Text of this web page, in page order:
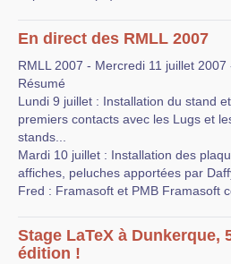
En direct des RMLL 2007
RMLL 2007 - Mercredi 11 juillet 2007
Résumé
Lundi 9 juillet : Installation du stand et
premiers contacts avec les Lugs et
stands...
Mardi 10 juillet : Installation des
affiches, peluches apportées par
Fred : Framasoft et PMB Framasoft
Stage LaTeX à Dunkerque,
édition !